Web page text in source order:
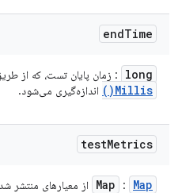
endTime
long : زمان پایان تست، که از
Millis(
) اندازه‌گیری می‌شود.
testMetrics
Map : Map از معیارهای منتشر